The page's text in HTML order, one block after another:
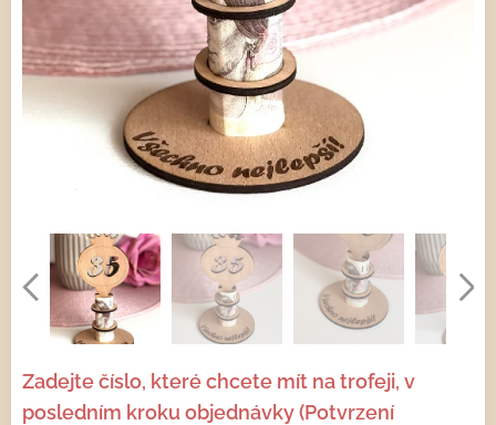
Zadejte číslo, které chcete mít na trofeji, v
posledním kroku objednávky (Potvrzení